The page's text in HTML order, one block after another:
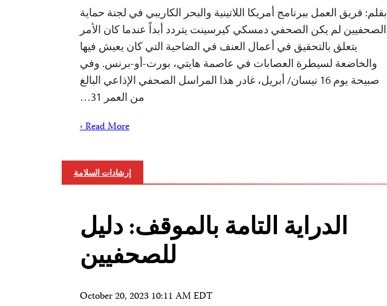
بقلم: فريق العمل ببرنامج أمريكا اللاتينية والبحر الكاريبي في لجنة حماية
الصحفيين لم يكن الصحفي دمسكي كيرسينت يتردد أبداً عندما كان الأمر
يتعلق بالتحقيق في أعمال العنف في الضاحية التي كان يعيش فيها
والخاضعة لسيطرة العصابات في عاصمة هايتي، بورت-أو-برنس. وفي
صبيحة يوم 16 نيسان/ أبريل، غادر هذا المراسل الصحفي الإذاعي البالغ
من العمر 31…
Read More ›
إرشادات السلامة
الدراية التامة بالموقف: دليل
للصحفيين
October 20, 2023 10:11 AM EDT